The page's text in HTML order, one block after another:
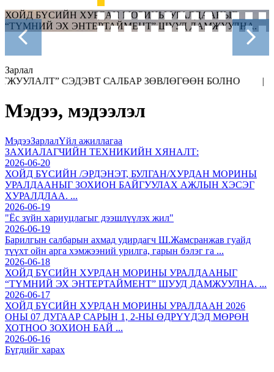
ХОЙД БҮСИЙН ХУРДАН МОРИНЫ УРАЛДААНЫГ
“ТҮМНИЙ ЭХ ЭНТЕРТАЙМЕНТ” ШУУД ДАМЖУУЛНА.
Зарлал
САЛБАР ЗӨВЛӨГӨӨН БОЛНО | ГАЗАР ЗОХИОН
Мэдээ, мэдээлэл
МэдээЗарлалҮйл ажиллагаа
ЗАХИАЛАГЧИЙН ТЕХНИКИЙН ХЯНАЛТ:
2026-06-20
ХОЙД БҮСИЙН /ЭРДЭНЭТ, БУЛГАН/ХУРДАН МОРИНЫ
УРАЛДААНЫГ ЗОХИОН БАЙГУУЛАХ АЖЛЫН ХЭСЭГ
ХУРАЛДЛАА. ...
2026-06-19
"Ёс зүйн хариуцлагыг дээшлүүлэх жил"
2026-06-19
Барилгын салбарын ахмад удирдагч Ш.Жамсранжав гуайд
түүхт ойн арга хэмжээний урилга, гарын бэлэг га ...
2026-06-18
ХОЙД БҮСИЙН ХУРДАН МОРИНЫ УРАЛДААНЫГ
“ТҮМНИЙ ЭХ ЭНТЕРТАЙМЕНТ” ШУУД ДАМЖУУЛНА. ...
2026-06-17
ХОЙД БҮСИЙН ХУРДАН МОРИНЫ УРАЛДААН 2026
ОНЫ 07 ДУГААР САРЫН 1, 2-НЫ ӨДРҮҮДЭД МӨРӨН
ХОТНОО ЗОХИОН БАЙ ...
2026-06-16
Бүгдийг харах